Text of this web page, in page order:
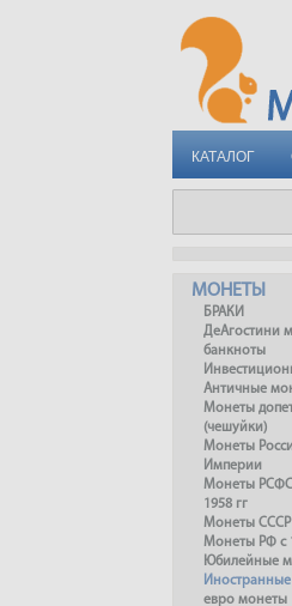
КАТАЛОГ
МОНЕТЫ
БРАКИ
ДеАгостини
банкноты
Античные
Монеты
(чешуйки)
Монеты
Империи
Монеты
1958 гг
Монеты СССР
Монеты РФ с
Юбилейные
евро монеты